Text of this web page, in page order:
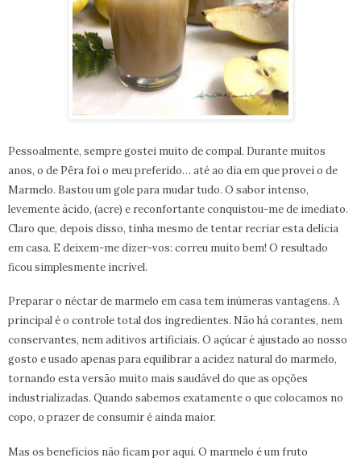
Pessoalmente, sempre gostei muito de compal. Durante muitos
anos, o de Pêra foi o meu preferido… até ao dia em que provei o de
Marmelo. Bastou um gole para mudar tudo. O sabor intenso,
levemente ácido, (acre) e reconfortante conquistou-me de imediato.
Claro que, depois disso, tinha mesmo de tentar recriar esta delícia
em casa. E deixem-me dizer-vos: correu muito bem! O resultado
ficou simplesmente incrível.
Preparar o néctar de marmelo em casa tem inúmeras vantagens. A
principal é o controle total dos ingredientes. Não há corantes, nem
conservantes, nem aditivos artificiais. O açúcar é ajustado ao nosso
gosto e usado apenas para equilibrar a acidez natural do marmelo,
tornando esta versão muito mais saudável do que as opções
industrializadas. Quando sabemos exatamente o que colocamos no
copo, o prazer de consumir é ainda maior.
Mas os benefícios não ficam por aqui. O marmelo é um fruto